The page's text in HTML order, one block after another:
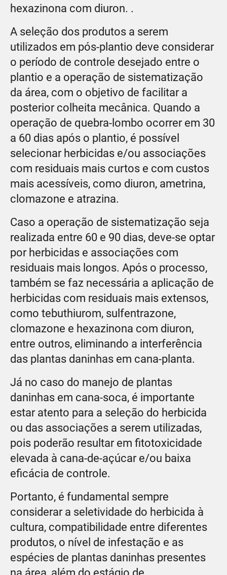
hexazinona com diuron. .
A seleção dos produtos a serem
utilizados em pós-plantio deve considerar
o período de controle desejado entre o
plantio e a operação de sistematização
da área, com o objetivo de facilitar a
posterior colheita mecânica. Quando a
operação de quebra-lombo ocorrer em 30
a 60 dias após o plantio, é possível
selecionar herbicidas e/ou associações
com residuais mais curtos e com custos
mais acessíveis, como diuron, ametrina,
clomazone e atrazina.
Caso a operação de sistematização seja
realizada entre 60 e 90 dias, deve-se optar
por herbicidas e associações com
residuais mais longos. Após o processo,
também se faz necessária a aplicação de
herbicidas com residuais mais extensos,
como tebuthiurom, sulfentrazone,
clomazone e hexazinona com diuron,
entre outros, eliminando a interferência
das plantas daninhas em cana-planta.
Já no caso do manejo de plantas
daninhas em cana-soca, é importante
estar atento para a seleção do herbicida
ou das associações a serem utilizadas,
pois poderão resultar em fitotoxicidade
elevada à cana-de-açúcar e/ou baixa
eficácia de controle.
Portanto, é fundamental sempre
considerar a seletividade do herbicida à
cultura, compatibilidade entre diferentes
produtos, o nível de infestação e as
espécies de plantas daninhas presentes